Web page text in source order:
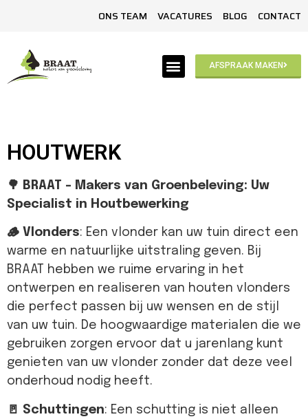
ONS TEAM VACATURES BLOG CONTACT
AFSPRAAK MAKEN
HOUTWERK
🌳 BRAAT – Makers van Groenbeleving: Uw
Specialist in Houtbewerking
🪵 Vlonders: Een vlonder kan uw tuin direct een
warme en natuurlijke uitstraling geven. Bij
BRAAT hebben we ruime ervaring in het
ontwerpen en realiseren van houten vlonders
die perfect passen bij uw wensen en de stijl
van uw tuin. De hoogwaardige materialen die we
gebruiken zorgen ervoor dat u jarenlang kunt
genieten van uw vlonder zonder dat deze veel
onderhoud nodig heeft.
🚪 Schuttingen: Een schutting is niet alleen